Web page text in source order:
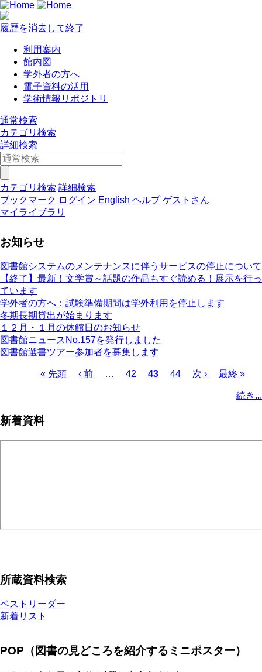
履歴を消去して終了
利用案内
館内図
学外者の方へ
電子資料の活用
学術情報リポジトリ
通常検索
カテゴリ検索
詳細検索
カテゴリ検索 詳細検索
ブックマーク ログイン English ヘルプ ゲストさん
マイライブラリ
お知らせ
図書館システムのメンテナンスに伴うサービスの停止について
【終了】最新！文学賞～話題の作品もすぐ読める！展示を行っ
ています
学外者の方へ：試験準備期間は学外利用を停止します
冬期長期貸出が始まります
１２月・１月の休館日のお知らせ
図書館ニュースNo.157を発行しました
図書館選書ツアー参加者を募集します
送
先
ジ
« 先頭
前
‹ 前 …
ペ
42
カ
43
ペ
44
次
次 ›
最
最終 »
続き...
新着資料
所蔵資料検索
ベストリーダー
新着リスト
POP（図書の見どころを紹介するミニポスター）